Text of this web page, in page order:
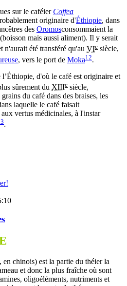
sur le caféier Coffea
originaire d'Éthiopie, dans
des Oromosconsommaient la
mais aussi aliment). Il y serait
n'aurait été transféré qu'au VIe siècle,
, vers le port de Moka12.
l’Éthiopie, d'où le café est originaire et
sûrement du XIIIe siècle,
du café dans des braises, les
laquelle le café faisait
aux vertus médicinales, à l'instar
.
chinois) est la partie du théier la
et donc la plus fraîche où sont
oligoéléments, nutriments et